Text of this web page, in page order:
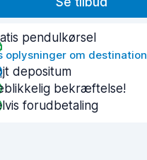
pendulkørsel
oplysninger om destination
depositum
bekræftelse!
forudbetaling